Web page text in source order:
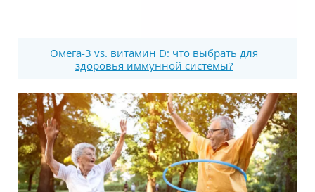
Омега-3 vs. витамин D: что выбрать для
здоровья иммунной системы?